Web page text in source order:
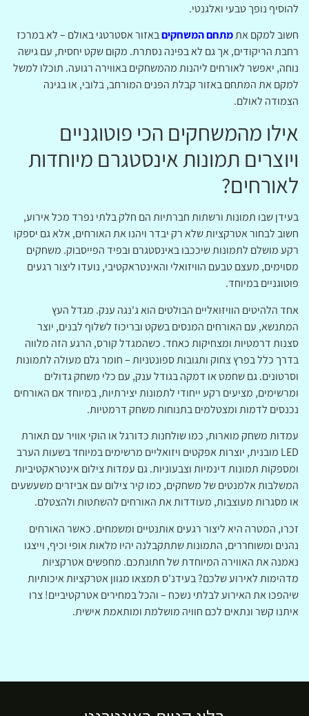
להוסיף נופך טבעי ואלגנטי.
חשוב למקם אתמתחם המשחקיםבאזור אסטרטגי באולם – לא במרכז
רחבת הריקודים, אך גם לא בפינה נסתרת. מקום שקט יחסית, עם גישה
נוחה, יאפשר לאורחים ליהנות מהמשחקים באווירה רגועה. תוכלו למשל
למקם את המתחם באזור קבלת הפנים המורחב, בלובי, או בגינה
הצמודה לאולם.
אילו מהמשחקים הכי פוטוגניים
ויוצרים תמונות אינסטגרם מיוחדות
לאורחים?
בעידן שבו תמונות ורשתות חברתיות הם חלק בלתי נפרד מכל אירוע,
חשוב לבחור אטרקציות שלא רק יבדר ויהנו את האורחים, אלא גם יספקו
רקע מושלם לתמונות שיככבו באינסטגרם ובפיד הפייסבוק. משחקים
מסוימים, מעצם טבעם הוויזואלי והאינטראקטיבי, נועדו ליצור רגעים
פוטוגניים במיוחד.
אחד הלהיטים הוויזואליים הבולטים הוא ג'נגה ענק. מגדל העץ
המתנשא, עם האורחים המנסים בשקט ובריכוז לשלוף לבנים, יוצר
סצנות דרמטיות ומצחיקות כאחד. כשהמגדל קורס, הרגע הזה מלווה
בדרך כלל בפרץ צחוק ותגובות ספונטניות – חומר גלם מעולה לתמונות
וסרטונים. גם שחמט או דמקה בגודל ענק, עם כלי משחק גדולים
ומרשימים, מציעים רקע ייחודי לתמונות יצירתיות, במיוחד אם האורחים
נכנסים לדמות ומצטלמים בתנוחות משחק דרמטיות.
עמדות משחק מוארות, כמו שולחנות כדורגל או הוקי אוויר עם תאורת
LED מובנית, יוצרות אפקטים ויזואליים מרשימים במיוחד בשעות הערב
ומספקות תמונות דינמיות וצבעוניות. גם עמדות צילום אינטראקטיביות
המשלבות אלמנטים של משחקים, כמו קיר צילום עם אביזרים משעשעים
או מסגרות מעוצבות, מעודדות את האורחים להשתטות ולהצטלם.
זכרו, המטרה היא ליצור רגעים אותנטיים ומשמחים. כאשר האורחים
נהנים ומשוחררים, התמונות שתתקבלנה יהיו מלאות אופי וכיף, וייצגו
נאמנה את האווירה המיוחדת של חתונתכם. מחפשים אטרקציות
מדהימות לאירוע שלכם? בעידנ'ס תמצאו מגוון אטרקציות איכותיות
שיהפכו את האירוע לבלתי נשכח – והכל במחירים אטרקטיביים! צרו
איתנו קשר ונתאים לכם חוויה מושלמת ומותאמת אישית.